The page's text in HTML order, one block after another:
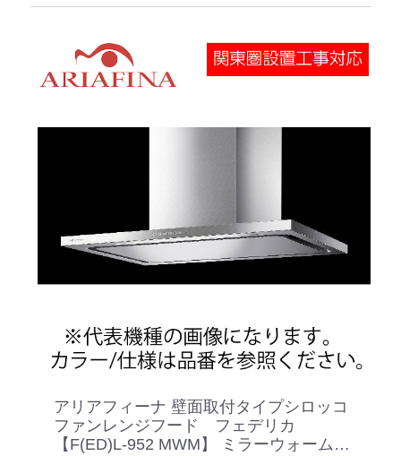
アリアフィーナ 壁面取付タイプシロッコ
ファンレンジフード フェデリカ
【F(ED)L-952 MWM】 ミラーウォームグ